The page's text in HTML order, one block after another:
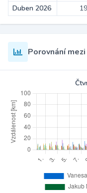
Duben 2026
Porovnání